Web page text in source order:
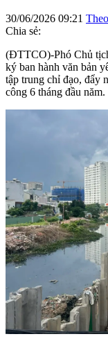
30/06/2026 09:21
Chia sẻ:
(ĐTTCO)-Phó Chủ
ký ban hành văn bản
tập trung chỉ đạo, đẩy
công 6 tháng đầu năm.